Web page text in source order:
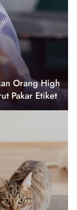
Orang High
Pakar Etiket